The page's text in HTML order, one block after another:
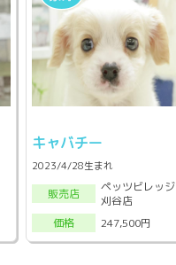
キャバチー
2023/4/28生まれ
販売店
ペッツビレッジ
刈谷店
価格
247,500円